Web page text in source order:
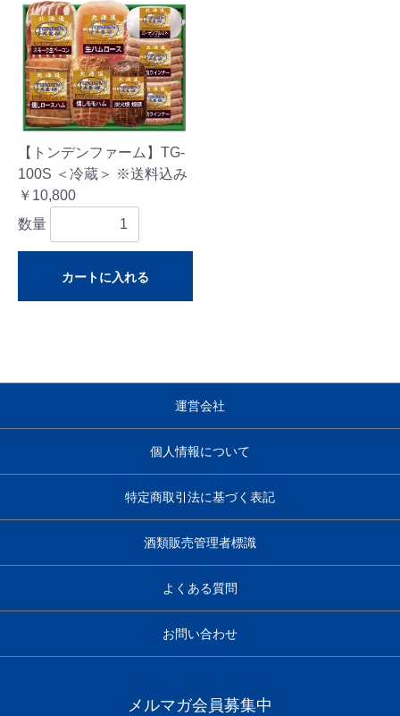
【トンデンファーム】TG-
100S ＜冷蔵＞ ※送料込み
￥10,800
数量
カートに入れる
運営会社
個人情報について
特定商取引法に基づく表記
酒類販売管理者標識
よくある質問
お問い合わせ
メルマガ会員募集中